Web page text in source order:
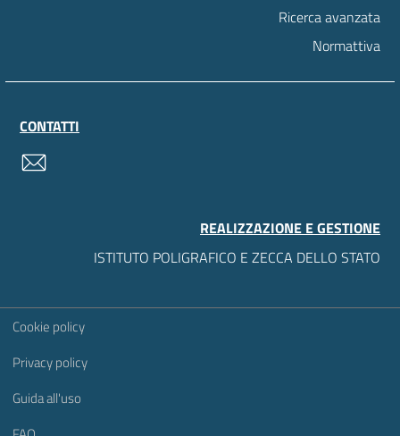
Ricerca avanzata
Normattiva
CONTATTI
REALIZZAZIONE E GESTIONE
ISTITUTO POLIGRAFICO E ZECCA DELLO STATO
Sezione Link Utili
Cookie policy
Privacy policy
Guida all'uso